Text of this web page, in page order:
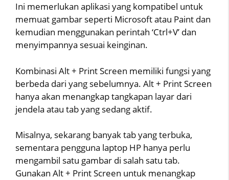
Ini memerlukan aplikasi yang kompatibel untuk
memuat gambar seperti Microsoft atau Paint dan
kemudian menggunakan perintah ‘Ctrl+V’ dan
menyimpannya sesuai keinginan.
Kombinasi Alt + Print Screen memiliki fungsi yang
berbeda dari yang sebelumnya. Alt + Print Screen
hanya akan menangkap tangkapan layar dari
jendela atau tab yang sedang aktif.
Misalnya, sekarang banyak tab yang terbuka,
sementara pengguna laptop HP hanya perlu
mengambil satu gambar di salah satu tab.
Gunakan Alt + Print Screen untuk menangkap